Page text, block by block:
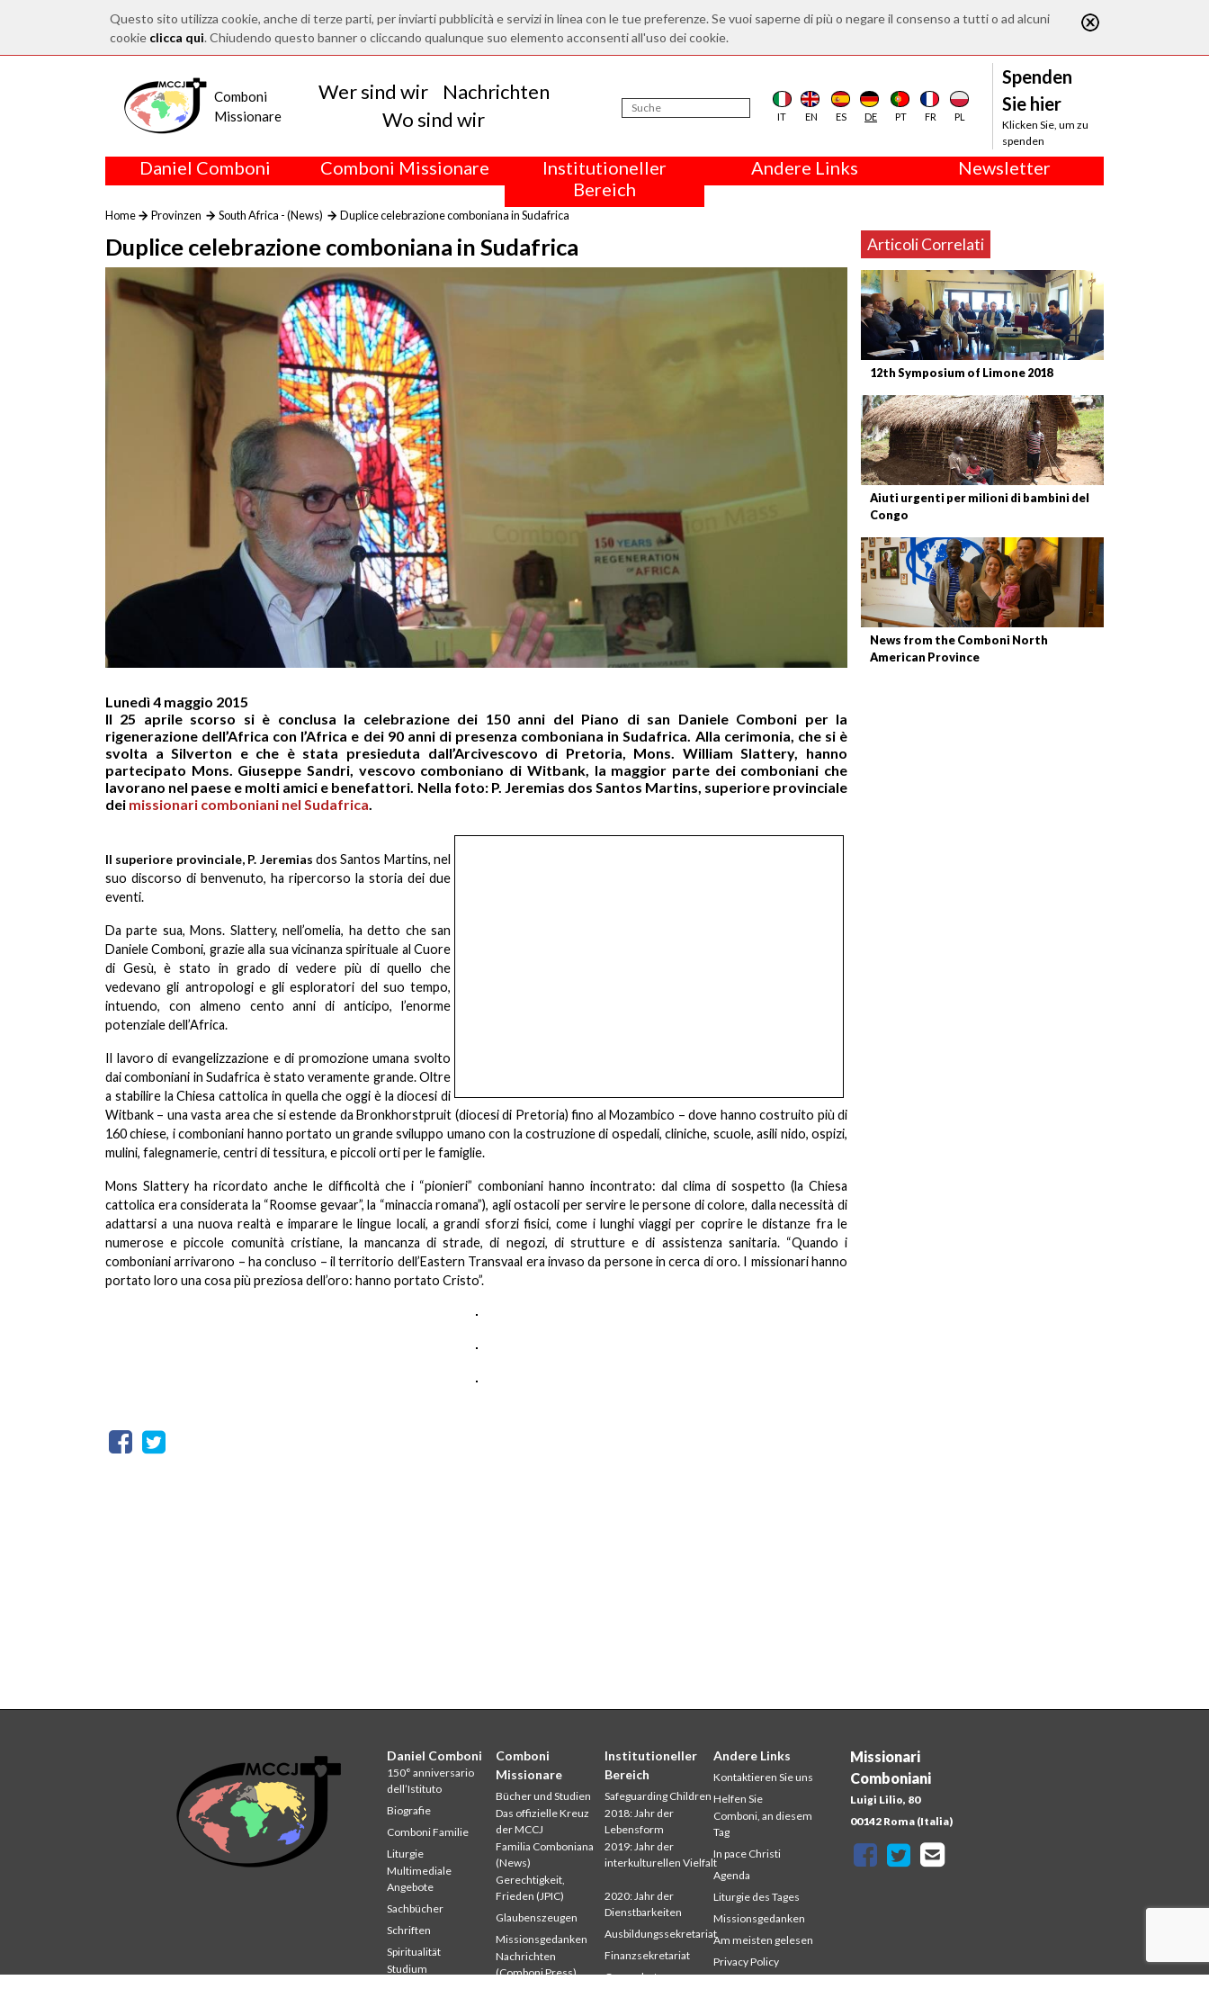
Questo sito utilizza cookie, anche di terze parti, per inviarti pubblicità e servizi in linea con le tue preferenze. Se vuoi saperne di più o negare il consenso a tutti o ad alcuni
cookie clicca qui. Chiudendo questo banner o cliccando qualunque suo elemento acconsenti all'uso dei cookie.
Comboni
Missionare
Wer sind wir
Nachrichten
Wo sind wir
IT EN ES DE PT FR PL
Spenden
Sie hier
Klicken Sie, um zu
spenden
Daniel Comboni Comboni Missionare
Institutioneller
Bereich
Andere Links Newsletter
Home Provinzen South Africa - (News) Duplice celebrazione comboniana in Sudafrica
Duplice celebrazione comboniana in Sudafrica Articoli Correlati
12th Symposium of Limone 2018
Aiuti urgenti per milioni di bambini del
Congo
News from the Comboni North
American Province
Lunedì 4 maggio 2015
Il 25 aprile scorso si è conclusa la celebrazione dei 150 anni del Piano di san Daniele Comboni per la
rigenerazione dell’Africa con l’Africa e dei 90 anni di presenza comboniana in Sudafrica. Alla cerimonia, che si è
svolta a Silverton e che è stata presieduta dall’Arcivescovo di Pretoria, Mons. William Slattery, hanno
partecipato Mons. Giuseppe Sandri, vescovo comboniano di Witbank, la maggior parte dei comboniani che
lavorano nel paese e molti amici e benefattori. Nella foto: P. Jeremias dos Santos Martins, superiore provinciale
dei missionari comboniani nel Sudafrica.
Il superiore provinciale, P. Jeremias dos Santos Martins, nel
suo discorso di benvenuto, ha ripercorso la storia dei due
eventi.
Da parte sua, Mons. Slattery, nell’omelia, ha detto che san
Daniele Comboni, grazie alla sua vicinanza spirituale al Cuore
di Gesù, è stato in grado di vedere più di quello che
vedevano gli antropologi e gli esploratori del suo tempo,
intuendo, con almeno cento anni di anticipo, l’enorme
potenziale dell’Africa.
Il lavoro di evangelizzazione e di promozione umana svolto
dai comboniani in Sudafrica è stato veramente grande. Oltre
a stabilire la Chiesa cattolica in quella che oggi è la diocesi di
Witbank – una vasta area che si estende da Bronkhorstpruit (diocesi di Pretoria) fino al Mozambico – dove hanno costruito più di
160 chiese, i comboniani hanno portato un grande sviluppo umano con la costruzione di ospedali, cliniche, scuole, asili nido, ospizi,
mulini, falegnamerie, centri di tessitura, e piccoli orti per le famiglie.
Mons Slattery ha ricordato anche le difficoltà che i “pionieri” comboniani hanno incontrato: dal clima di sospetto (la Chiesa
cattolica era considerata la “Roomse gevaar”, la “minaccia romana”), agli ostacoli per servire le persone di colore, dalla necessità di
adattarsi a una nuova realtà e imparare le lingue locali, a grandi sforzi fisici, come i lunghi viaggi per coprire le distanze fra le
numerose e piccole comunità cristiane, la mancanza di strade, di negozi, di strutture e di assistenza sanitaria. “Quando i
comboniani arrivarono – ha concluso – il territorio dell’Eastern Transvaal era invaso da persone in cerca di oro. I missionari hanno
portato loro una cosa più preziosa dell’oro: hanno portato Cristo”.
Missionari
Comboniani
Luigi Lilio, 80
00142 Roma (Italia)
Daniel Comboni
150° anniversario
dell’Istituto
Biografie
Comboni Familie
Liturgie
Multimediale
Angebote
Sachbücher
Schriften
Spiritualität
Studium
Comboni
Missionare
Bücher und Studien
Das offizielle Kreuz
der MCCJ
Familia Comboniana
(News)
Gerechtigkeit,
Frieden (JPIC)
Glaubenszeugen
Missionsgedanken
Nachrichten
(Comboni Press)
Institutioneller
Bereich
Safeguarding Children
2018: Jahr der
Lebensform
2019: Jahr der
interkulturellen Vielfalt
2020: Jahr der
Dienstbarkeiten
Ausbildungssekretariat
Finanzsekretariat
Generalrat
Andere Links
Kontaktieren Sie uns
Helfen Sie
Comboni, an diesem
Tag
In pace Christi
Agenda
Liturgie des Tages
Missionsgedanken
Am meisten gelesen
Privacy Policy